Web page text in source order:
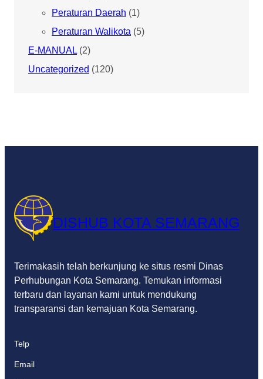
Peraturan Daerah (1)
Peraturan Walikota (5)
E-MANUAL (2)
Uncategorized (120)
DISHUB KOTA SEMARANG
Terimakasih telah berkunjung ke situs resmi Dinas
Perhubungan Kota Semarang. Temukan informasi
terbaru dan layanan kami untuk mendukung
transparansi dan kemajuan Kota Semarang.
Telp
Email